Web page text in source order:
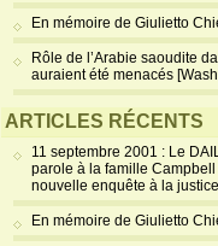
En mémoire de Giulietto
Rôle de l’Arabie saoudite
auraient été menacés
ARTICLES RÉCENTS
11 septembre 2001 : Le
parole à la famille
nouvelle enquête à la
En mémoire de Giulietto